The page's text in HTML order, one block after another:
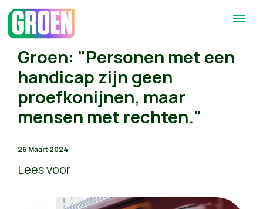
Groen: "Personen met een
handicap zijn geen
proefkonijnen, maar
mensen met rechten."
26 Maart 2024
Lees voor